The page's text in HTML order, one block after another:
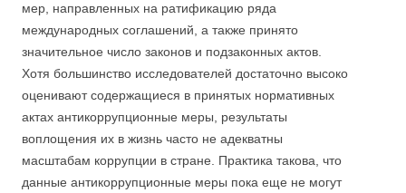
мер, направленных на ратификацию ряда
международных соглашений, а также принято
значительное число законов и подзаконных актов.
Хотя большинство исследователей достаточно высоко
оценивают содержащиеся в принятых нормативных
актах антикоррупционные меры, результаты
воплощения их в жизнь часто не адекватны
масштабам коррупции в стране. Практика такова, что
данные антикоррупционные меры пока еще не могут